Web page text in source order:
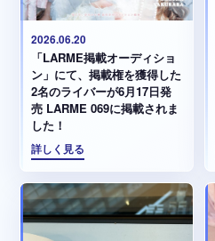
2026.06.20
「LARME掲載オーディショ
ン」にて、掲載権を獲得した
2名のライバーが6月17日発
売 LARME 069に掲載されま
した！
詳しく見る